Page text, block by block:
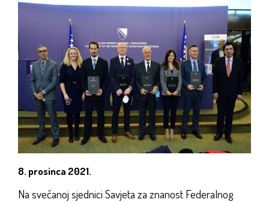
8. prosinca 2021.
Na svečanoj sjednici Savjeta za znanost Federalnog